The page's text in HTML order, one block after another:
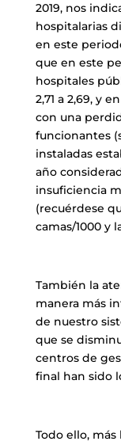
2019, nos
hospitalarias
en este
que en este
hospitales
2,71 a 2,69, y
con una
funcionantes
instaladas
año
insuficiencia
(recuérdese
camas/1000 y
También la
manera más
de nuestro
que se
centros de
final han sido
Todo ello,